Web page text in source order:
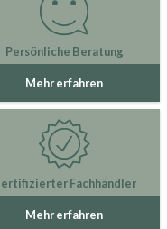
Persönliche Beratung
Mehr erfahren
Fachhändler
Mehr erfahren